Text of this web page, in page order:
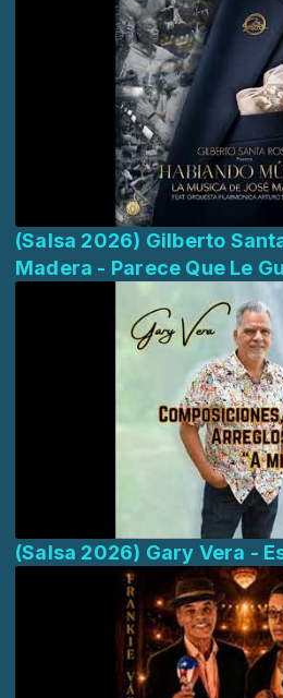
(Salsa 2026) Gilberto
Madera - Parece Que Le
(Salsa 2026) Gary Vera -